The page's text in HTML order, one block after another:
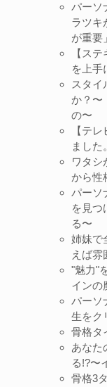
パーソ
ラツキ
が重要」
【ス
を上手
スタイ
か？〜
の〜
【テ
ました。
ワタ
から性
パーソ
を見つ
る〜
姉妹で
えば雰
"魅力"
インの
パーソ
生をク
骨格タ
あなた
る!?〜
骨格3